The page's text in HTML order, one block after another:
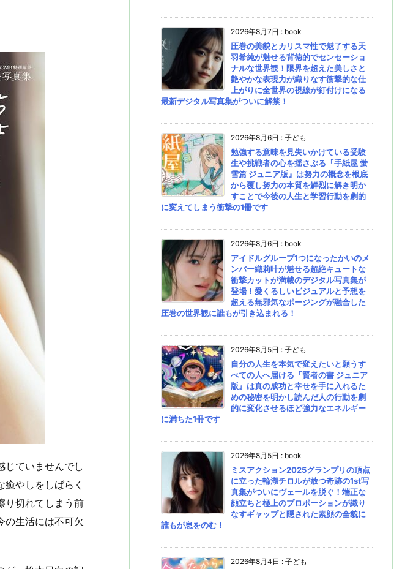
じていませんでし
やしをしばらく
り切れてしまう前
の生活には不可欠
2026年8月7日 : book
圧巻の美貌とカリスマ性で魅了する天
羽希純が魅せる背徳的でセンセーショ
ナルな世界観！限界を超えた美しさと
艶やかな表現力が織りなす衝撃的な仕
上がりに全世界の視線が釘付けになる
最新デジタル写真集がついに解禁！
2026年8月6日 : 子ども
勉強する意味を見失いかけている受験
生や挑戦者の心を揺さぶる『手紙屋 蛍
雪篇 ジュニア版』は努力の概念を根底
から覆し努力の本質を鮮烈に解き明か
すことで今後の人生と学習行動を劇的
に変えてしまう衝撃の1冊です
2026年8月6日 : book
アイドルグループ1つになったかいのメ
ンバー織莉叶が魅せる超絶キュートな
衝撃カットが満載のデジタル写真集が
登場！愛くるしいビジュアルと予想を
超える無邪気なポージングが融合した
圧巻の世界観に誰もが引き込まれる！
2026年8月5日 : 子ども
自分の人生を本気で変えたいと願うす
べての人へ届ける『賢者の書 ジュニア
版』は真の成功と幸せを手に入れるた
めの秘密を明かし読んだ人の行動を劇
的に変化させるほど強力なエネルギー
に満ちた1冊です
2026年8月5日 : book
ミスアクション2025グランプリの頂点
に立った輪湖チロルが放つ奇跡の1st写
真集がついにヴェールを脱ぐ！端正な
顔立ちと極上のプロポーションが織り
なすギャップと隠された素顔の全貌に
誰もが息をのむ！
2026年8月4日 : 子ども